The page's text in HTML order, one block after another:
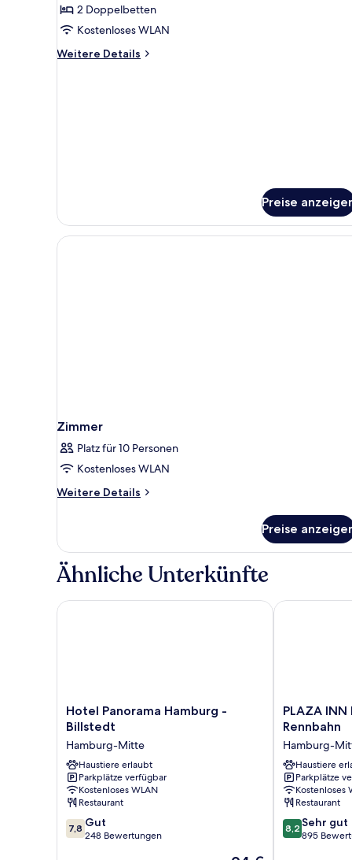
2 Doppelbetten
Kostenloses WLAN
Weitere Details
Weitere
Preise
Zimmer
Platz für 10 Personen
Kostenloses WLAN
Weitere Details
Weitere
Preise
Ähnliche Unterkünfte
Hotel
Panorama
-
Billstedt
Hamburg-
Mitte
Hotel Panorama Hamburg -
Billstedt
Hamburg-Mitte
Haustiere erlaubt
Parkplätze verfügbar
Kostenloses WLAN
Restaurant
7.8
von
7,8 Gut
248 Bewertungen
Hotel Panorama Hamburg - Billstedt
PLAZA
INN
Horner
Rennbahn
Hamburg-
Mitte
PLAZA
Rennbahn
Hamburg-
Haustiere
Parkplätze
Kostenloses
Restaurant
8.2
von
8,2 Sehr gut
895
PLAZA INN